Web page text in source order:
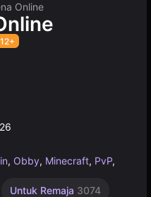
Online
12+
, Obby, Minecraft, PvP,
Untuk Remaja 3074